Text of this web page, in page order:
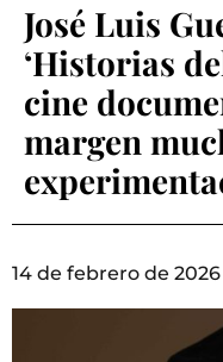
José Luis
‘Historias
cine
margen
14 de febrero de 2026